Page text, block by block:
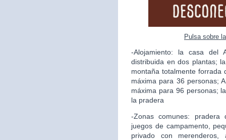
Pulsa sobre
-Alojamiento: la casa del
distribuida en dos plantas;
montaña totalmente forrada
máxima para 36 personas;
máxima para 96 personas;
la pradera
-Zonas comunes: pradera
juegos de campamento,
privado con merenderos,